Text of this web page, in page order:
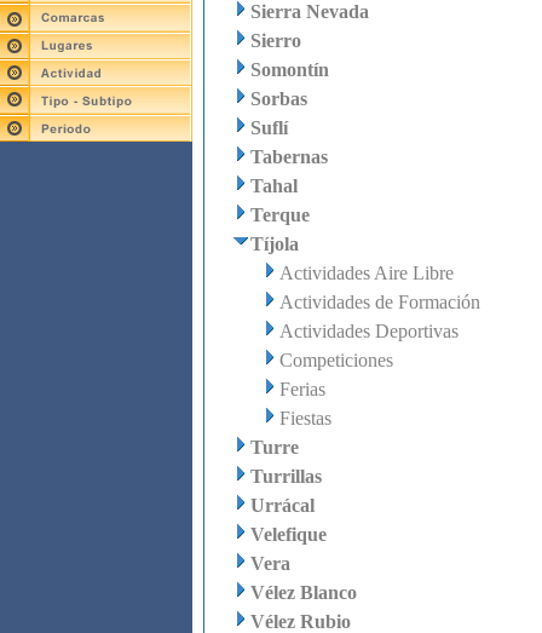
Sierra Nevada
Sierro
Somontín
Sorbas
Suflí
Tabernas
Tahal
Terque
Tíjola
Actividades Aire Libre
Actividades de Formación
Actividades Deportivas
Competiciones
Ferias
Fiestas
Turre
Turrillas
Urrácal
Velefique
Vera
Vélez Blanco
Vélez Rubio